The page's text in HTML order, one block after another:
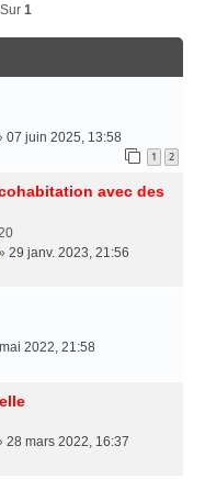
Sur 1
07 juin 2025, 13:58
1 2
avec des
29 janv. 2023, 21:56
2022, 21:58
28 mars 2022, 16:37